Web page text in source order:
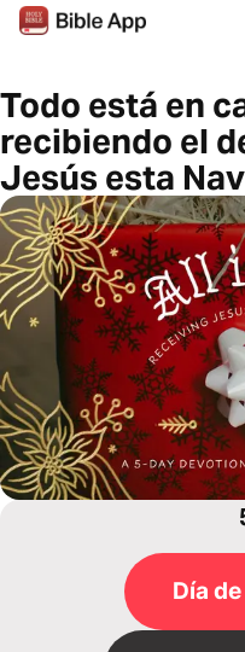
Todo está en
recibiendo el
Jesús esta
Día